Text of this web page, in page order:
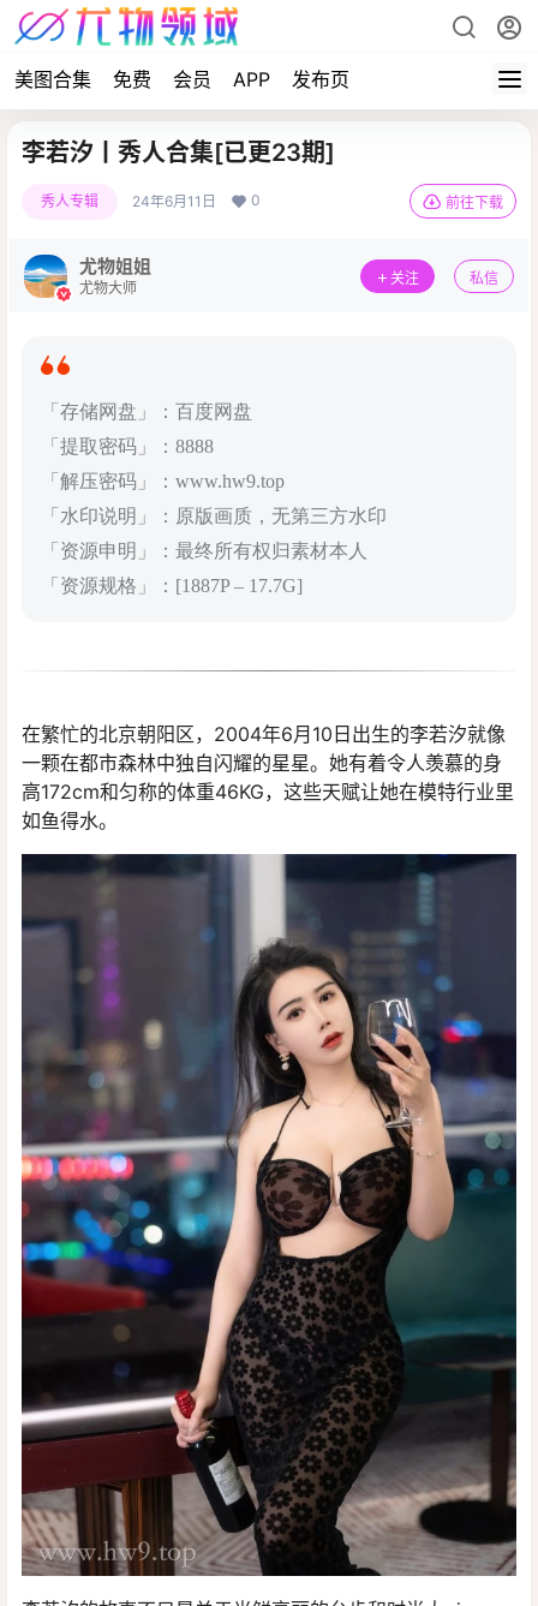
美图合集 免费 会员 APP 发布页
李若汐丨秀人合集[已更23期]
秀人专辑 24年6月11日 0 前往下载
尤物姐姐
尤物大师
关注 私信
「存储网盘」：百度网盘
「提取密码」：8888
「解压密码」：www.hw9.top
「水印说明」：原版画质，无第三方水印
「资源申明」：最终所有权归素材本人
「资源规格」：[1887P – 17.7G]
在繁忙的北京朝阳区，2004年6月10日出生的李若汐就像
一颗在都市森林中独自闪耀的星星。她有着令人羡慕的身
高172cm和匀称的体重46KG，这些天赋让她在模特行业里
如鱼得水。